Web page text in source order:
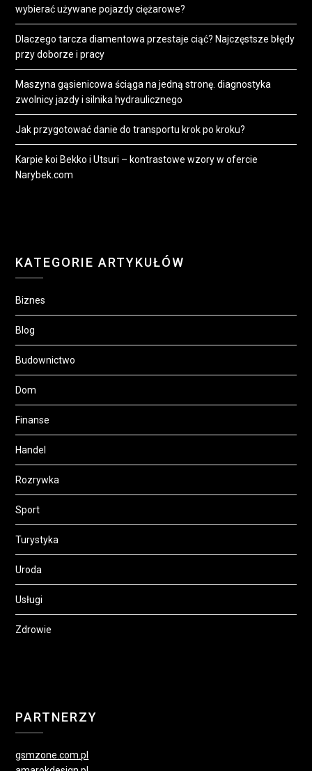
wybierać używane pojazdy ciężarowe?
Dlaczego tarcza diamentowa przestaje ciąć? Najczęstsze błędy
przy doborze i pracy
Maszyna gąsienicowa ściąga na jedną stronę. diagnostyka
zwolnicy jazdy i silnika hydraulicznego
Jak przygotować danie do transportu krok po kroku?
Karpie koi Bekko i Utsuri – kontrastowe wzory w ofercie
Narybek.com
KATEGORIE ARTYKUŁÓW
Biznes
Blog
Budownictwo
Dom
Finanse
Handel
Rozrywka
Sport
Turystyka
Uroda
Usługi
Zdrowie
PARTNERZY
gsmzone.com.pl